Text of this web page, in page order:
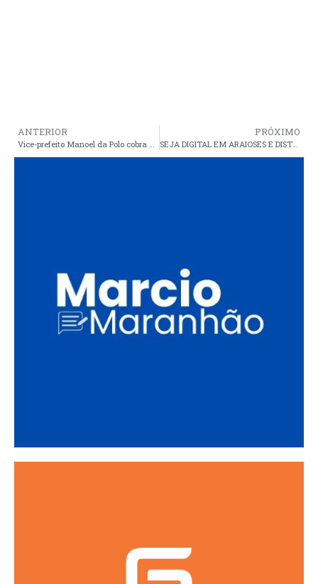
ANTERIOR
Vice-prefeito Manoel da Polo cobra conclusão da manutenção da estrada do remanso e reparos imediatos no trecho João Peres a Alto Bonito
PRÓXIMO
SEJA DIGITAL EM ARAIOSES E DISTRIBUIÇÃO DO KIT DIGITAL GRATUITO